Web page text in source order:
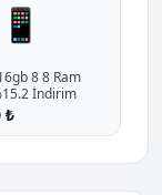
📱
8 8 Ram
İndirim
₺